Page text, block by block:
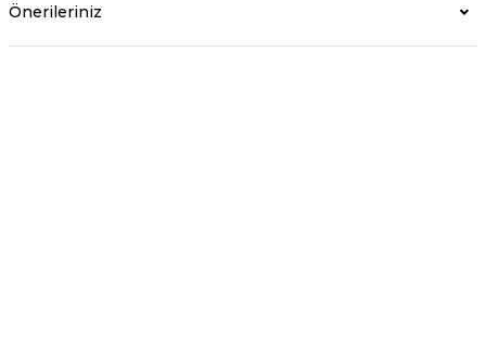
Önerileriniz